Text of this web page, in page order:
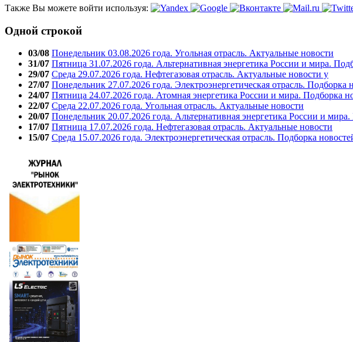
Также Вы можете войти используя:
Одной строкой
03/08 Понедельник 03.08.2026 года. Угольная отрасль. Актуальные новости
31/07 Пятница 31.07.2026 года. Альтернативная энергетика России и мира.
29/07 Среда 29.07.2026 года. Нефтегазовая отрасль. Актуальные новости у
27/07 Понедельник 27.07.2026 года. Электроэнергетическая отрасль. Подборка
24/07 Пятница 24.07.2026 года. Атомная энергетика России и мира. Подборка
22/07 Среда 22.07.2026 года. Угольная отрасль. Актуальные новости
20/07 Понедельник 20.07.2026 года. Альтернативная энергетика России и
17/07 Пятница 17.07.2026 года. Нефтегазовая отрасль. Актуальные новости
15/07 Среда 15.07.2026 года. Электроэнергетическая отрасль. Подборка